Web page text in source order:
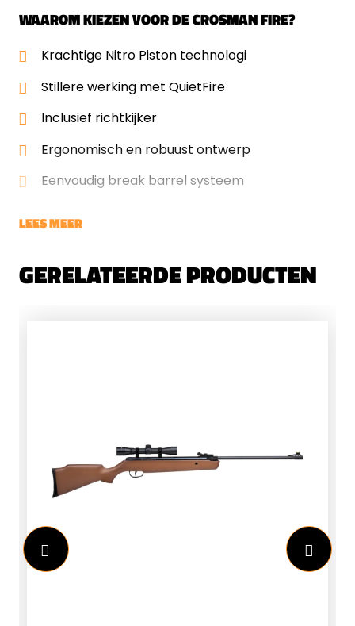
WAAROM KIEZEN VOOR DE CROSMAN FIRE?
Krachtige Nitro Piston technologi
Stillere werking met QuietFire
Inclusief richtkijker
Ergonomisch en robuust ontwerp
Eenvoudig break barrel systeem
LEES MEER
GERELATEERDE PRODUCTEN